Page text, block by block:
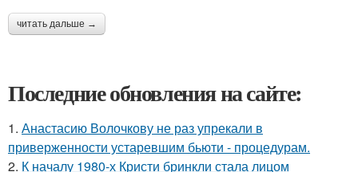
читать дальше →
Последние обновления на сайте:
1. Анастасию Волочкову не раз упрекали в
приверженности устаревшим бьюти - процедурам.
2. К началу 1980-х Кристи бринкли стала лицом